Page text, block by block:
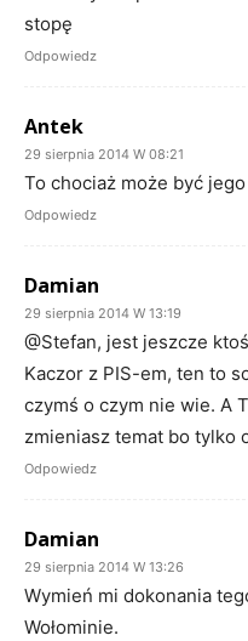
stopę
Odpowiedz
Antek
29 sierpnia 2014 W 08:21
To chociaż może być
Odpowiedz
Damian
29 sierpnia 2014 W 13:19
@Stefan, jest jeszcze
Kaczor z PIS-em, ten to
czymś o czym nie wie. A
zmieniasz temat bo tylko
Odpowiedz
Damian
29 sierpnia 2014 W 13:26
Wymień mi dokonania
Wołominie.